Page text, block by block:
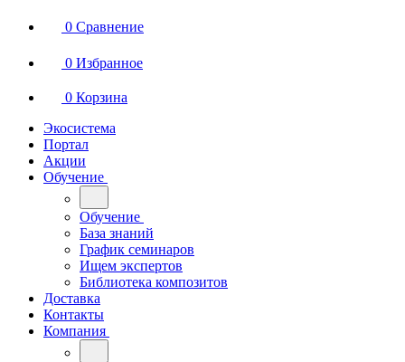
0 Сравнение
0 Избранное
0 Корзина
Экосистема
Портал
Акции
Обучение
Обучение
База знаний
График семинаров
Ищем экспертов
Библиотека композитов
Доставка
Контакты
Компания